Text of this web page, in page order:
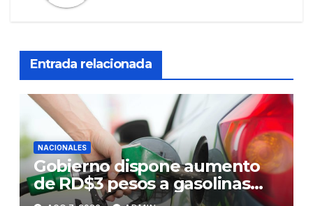
Entrada relacionada
NACIONALES
Gobierno dispone aumento
de RD$3 pesos a gasolinas
premium y regular